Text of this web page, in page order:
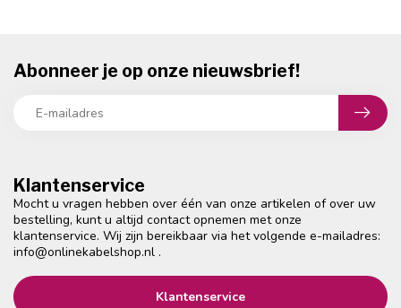
Klantenservice
Mocht u vragen hebben over één van onze artikelen of over uw
bestelling, kunt u altijd contact opnemen met onze
klantenservice. Wij zijn bereikbaar via het volgende e-mailadres:
info@onlinekabelshop.nl .
Klantenservice
Abonneer je op onze nieuwsbrief!